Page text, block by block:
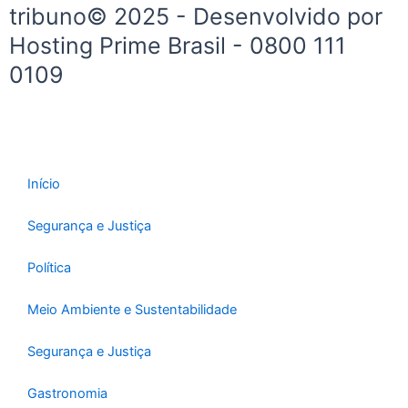
tribuno© 2025 - Desenvolvido por
Hosting Prime Brasil - 0800 111
0109
Início
Segurança e Justiça
Política
Meio Ambiente e Sustentabilidade
Segurança e Justiça
Gastronomia